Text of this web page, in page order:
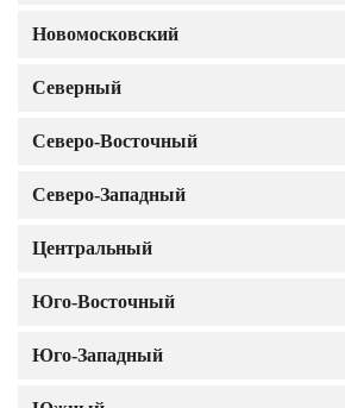
Новомосковский
Северный
Северо-Восточный
Северо-Западный
Центральный
Юго-Восточный
Юго-Западный